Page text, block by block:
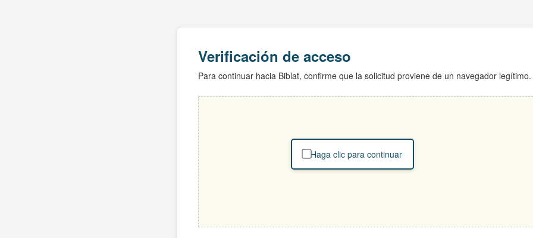
Verificación de acceso
Para continuar hacia Biblat, confirme que la solicitud proviene de un navegador legítimo.
Haga clic para continuar